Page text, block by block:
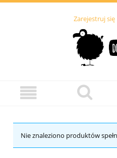
Zarejestruj się
Nie znaleziono produktów